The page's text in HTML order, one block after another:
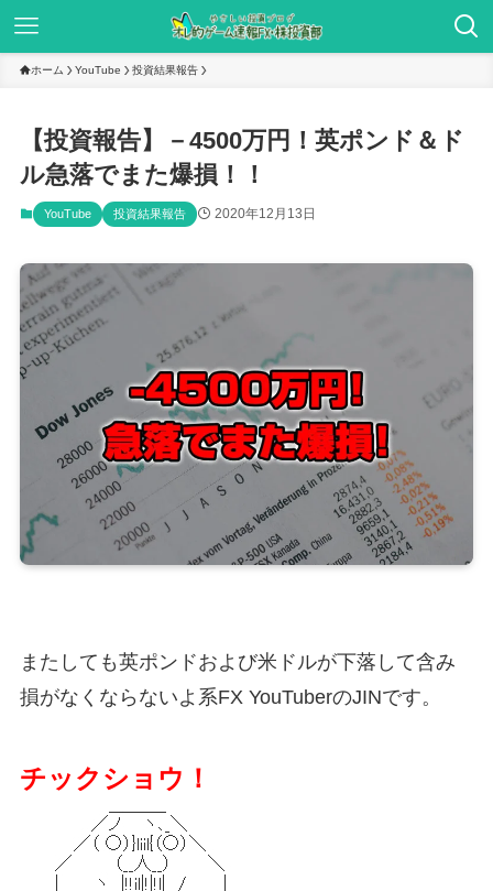
ホーム YouTube 投資結果報告
【投資報告】－4500万円！英ポンド＆ド
ル急落でまた爆損！！
YouTube 投資結果報告 2020年12月13日
またしても英ポンドおよび米ドルが下落して含み
損がなくならないよ系FX YouTuberのJINです。
チックショウ！